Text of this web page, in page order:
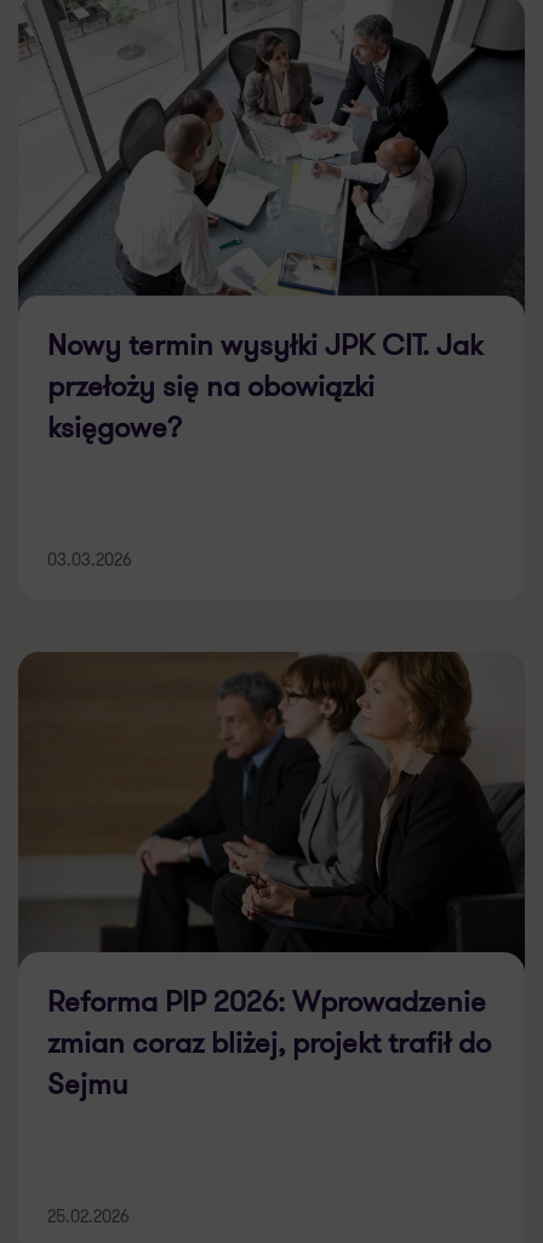
Nowy termin wysyłki JPK CIT. Jak
przełoży się na obowiązki
księgowe?
03.03.2026
Reforma PIP 2026: Wprowadzenie
zmian coraz bliżej, projekt trafił do
Sejmu
25.02.2026